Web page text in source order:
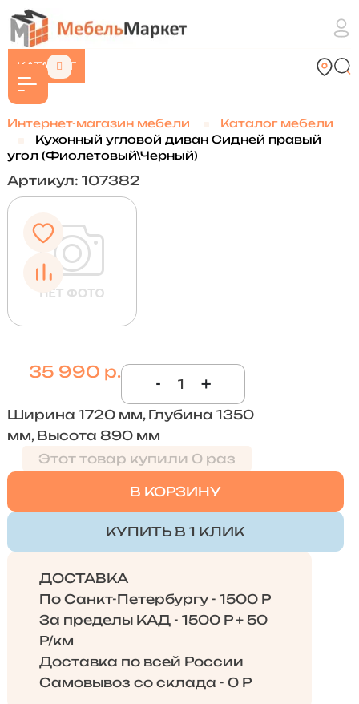
КАТАЛОГ
Интернет-магазин мебели
Каталог мебели
Кухонный угловой диван Сидней правый
угол (Фиолетовый\Черный)
Артикул: 107382
35 990 р.
- +
Ширина 1720 мм, Глубина 1350
мм, Высота 890 мм
Этот товар купили 0 раз
В КОРЗИНУ
КУПИТЬ В 1 КЛИК
ДОСТАВКА
По Санкт-Петербургу - 1500 Р
За пределы КАД - 1500 Р + 50
Р/км
Доставка по всей России
Самовывоз со склада - 0 Р